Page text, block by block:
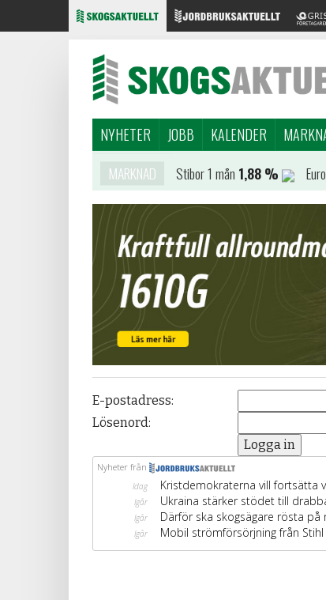
NYHETER JOBB KALENDER
MARKNAD
Stibor 1 mån 1,88 % Euro
E-postadress:
Lösenord: